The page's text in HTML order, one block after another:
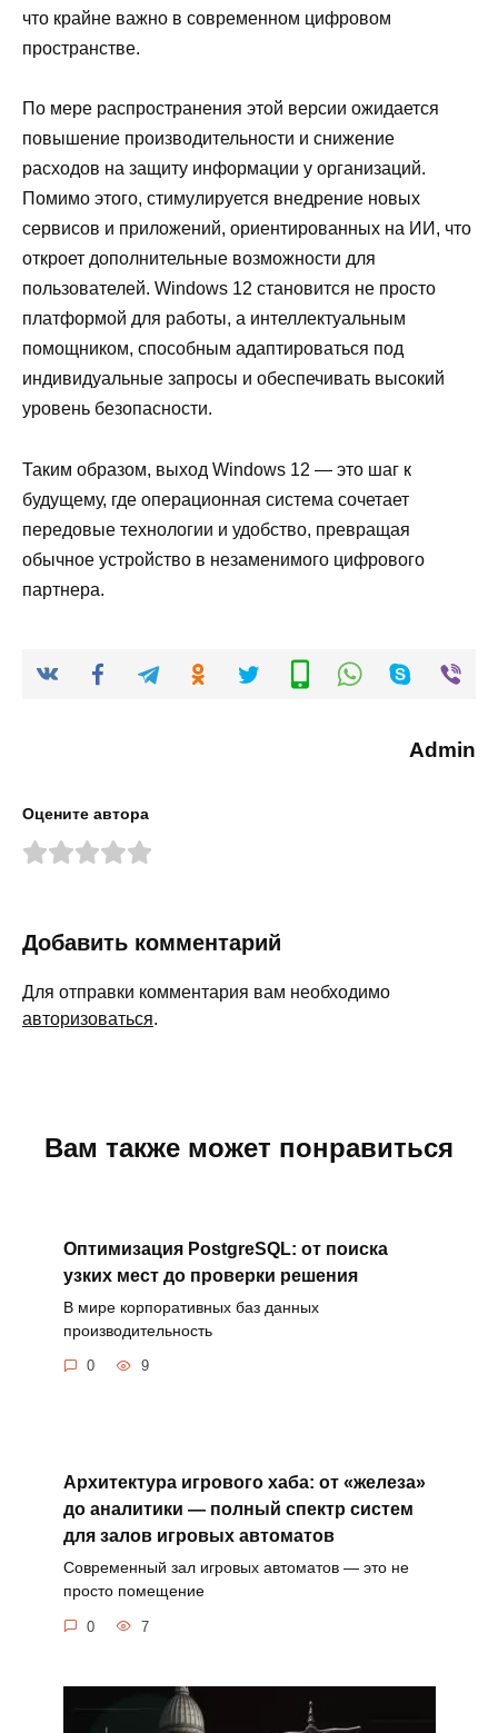
что крайне важно в современном цифровом
пространстве.
По мере распространения этой версии ожидается
повышение производительности и снижение
расходов на защиту информации у организаций.
Помимо этого, стимулируется внедрение новых
сервисов и приложений, ориентированных на ИИ, что
откроет дополнительные возможности для
пользователей. Windows 12 становится не просто
платформой для работы, а интеллектуальным
помощником, способным адаптироваться под
индивидуальные запросы и обеспечивать высокий
уровень безопасности.
Таким образом, выход Windows 12 — это шаг к
будущему, где операционная система сочетает
передовые технологии и удобство, превращая
обычное устройство в незаменимого цифрового
партнера.
Admin
Оцените автора
Добавить комментарий
Для отправки комментария вам необходимо
авторизоваться.
Вам также может понравиться
Оптимизация PostgreSQL: от поиска
узких мест до проверки решения
В мире корпоративных баз данных
производительность
0 9
Архитектура игрового хаба: от «железа»
до аналитики — полный спектр систем
для залов игровых автоматов
Современный зал игровых автоматов — это не
просто помещение
0 7